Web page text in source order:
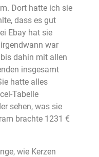
Dort hatte ich sie
dass es gut
Ebay hat sie
war
dahin mit allen
insgesamt
hatte alles
Tabelle
sehen, was sie
brachte 1231 €
wie Kerzen